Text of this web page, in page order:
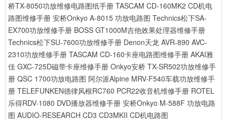
桥TX-8050功放维修电路图纸手册 TASCAM CD-160MK2 CD机电
路图维修手册 安桥Onkyo A-8015 功放电路图 Technics松下SA-
EX700功放维修手册 BOSS GT1000M吉他效果处理器维修手册
Technics松下SU-7600功放维修手册 Denon天龙 AVR-890 AVC-
2310功放维修手册 TASCAM CD-160卡座电路图维修手册 AKAI雅
佳 GXC-725D磁带卡座维修手册 Onkyo安桥 TX-SR502功放维修手
册 QSC 1700功放电路图 阿尔派Alpine MRV-F540车载功放维修手
册 TELEFUNKEN德律风根RC760 PCR22收音机维修手册 ROTEL
乐得RDV-1080 DVD播放器维修手册 安桥Onkyo M-588F 功放电路
图 AUDIO-RESEARCH CD3 CD3MKII CD机电路图